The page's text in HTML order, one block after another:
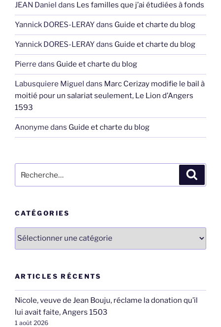
JEAN Daniel dans Les familles que j’ai étudiées à fonds
Yannick DORES-LERAYdans Guide et charte du blog
Yannick DORES-LERAYdans Guide et charte du blog
Pierre dans Guide et charte du blog
Labusquiere Miguel dans Marc Cerizay modifie le bail à
moitié pour un salariat seulement, Le Lion d’Angers
1593
Anonyme dans Guide et charte du blog
pour
CATÉGORIES
ARTICLES RÉCENTS
Nicole, veuve de Jean Bouju, réclame la donation qu’il
lui avait faite, Angers 1503
1 août 2026